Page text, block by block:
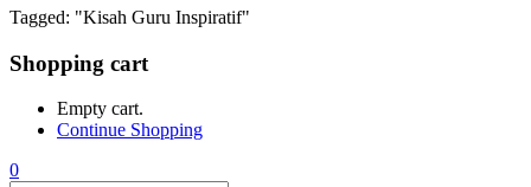
Tagged: "Kisah Guru Inspiratif"
Shopping cart
Empty cart.
Continue Shopping
0